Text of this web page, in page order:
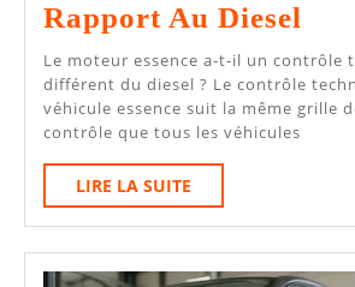
Rapport Au Diesel
Qui
Le moteur essence a-t-il un contrôle technique
différent du diesel ? Le contrôle
véhicule essence suit la même grille
contrôle que tous les véhicules
LIRE LA SUITE
LA